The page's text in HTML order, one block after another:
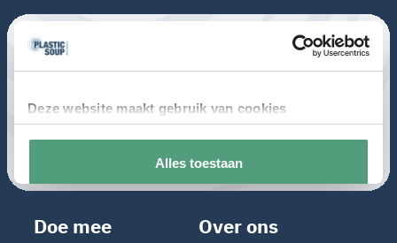
Doe mee Over ons